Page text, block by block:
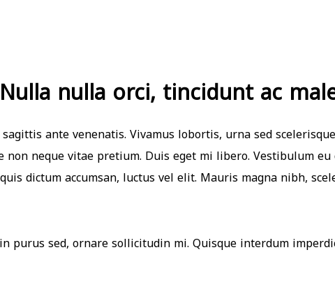
Nulla nulla orci, tincidunt ac
ante venenatis. Vivamus lobortis, urna sed
neque vitae pretium. Duis eget mi libero. Vestibulum
dictum accumsan, luctus vel elit. Mauris magna nibh,
purus sed, ornare sollicitudin mi. Quisque interdum